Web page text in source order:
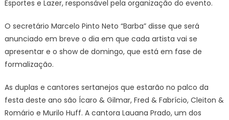
Esportes e Lazer, responsável pela organização do evento.
O secretário Marcelo Pinto Neto “Barba” disse que será
anunciado em breve o dia em que cada artista vai se
apresentar e o show de domingo, que está em fase de
formalização.
As duplas e cantores sertanejos que estarão no palco da
festa deste ano são Ícaro & Gilmar, Fred & Fabrício, Cleiton &
Romário e Murilo Huff. A cantora Lauana Prado, um dos